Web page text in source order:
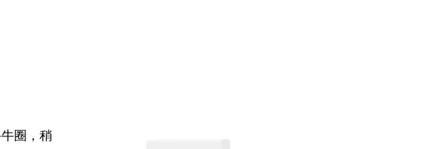
圈，稍